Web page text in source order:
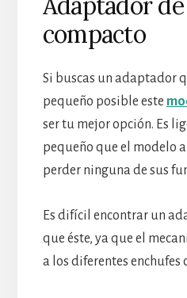
compacto
Si buscas un adaptador
pequeño posible este
ser tu mejor opción. Es
pequeño que el modelo
perder ninguna de sus
Es difícil encontrar un
que éste, ya que el
a los diferentes enchufes